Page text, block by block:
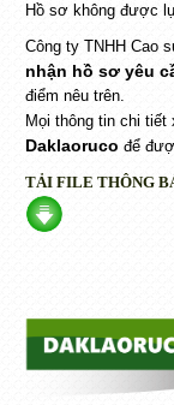
Hồ sơ không được
Công ty TNHH Cao
nhận hồ sơ yêu
điểm nêu trên.
Mọi thông tin chi tiết
Daklaoruco để
TẢI FILE THÔNG